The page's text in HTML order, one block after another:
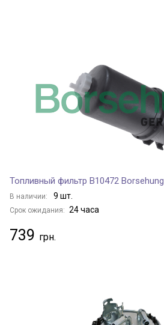
Топливный фильтр B10472 Borsehung
В наличии: 9 шт.
Срок ожидания: 24 часа
739